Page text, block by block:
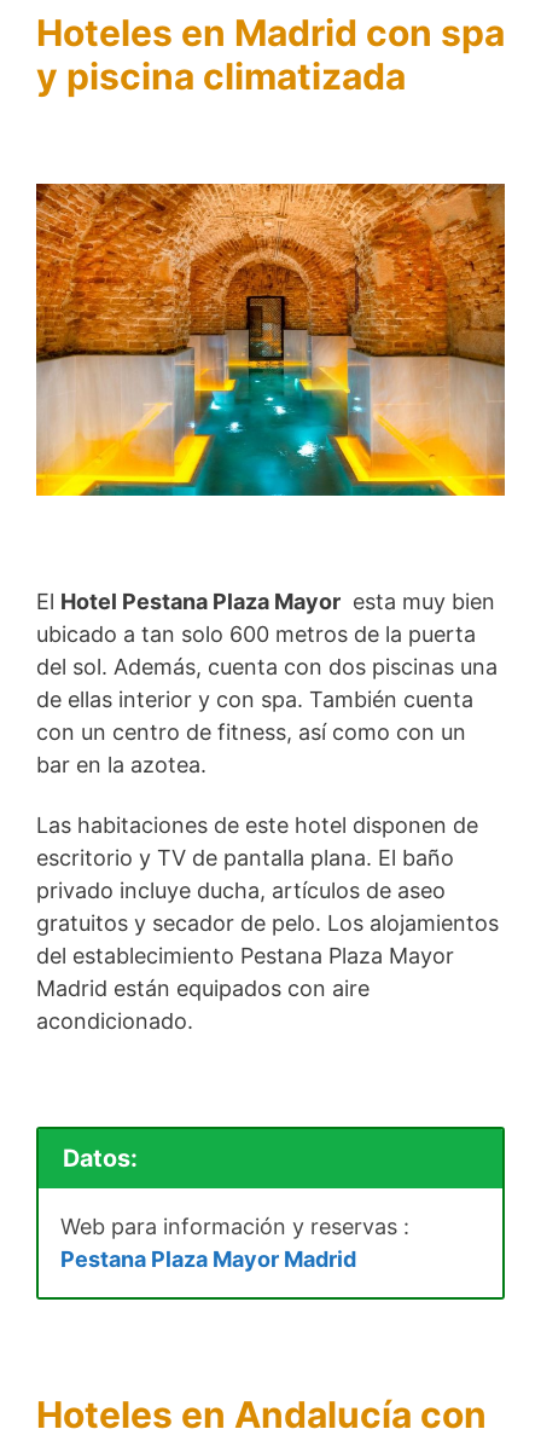
Hoteles en Madrid con spa
y piscina climatizada
El Hotel Pestana Plaza Mayor esta muy bien
ubicado a tan solo 600 metros de la puerta
del sol. Además, cuenta con dos piscinas una
de ellas interior y con spa. También cuenta
con un centro de fitness, así como con un
bar en la azotea.
Las habitaciones de este hotel disponen de
escritorio y TV de pantalla plana. El baño
privado incluye ducha, artículos de aseo
gratuitos y secador de pelo. Los alojamientos
del establecimiento Pestana Plaza Mayor
Madrid están equipados con aire
acondicionado.
Datos:
Web para información y reservas :
Pestana Plaza Mayor Madrid
Hoteles en Andalucía con